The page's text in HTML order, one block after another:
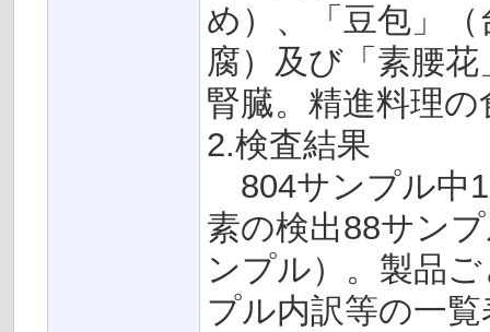
め）、「豆包」
腐）及び「素腰
腎臓。精進料理の
2.検査結果
804サンプル中
素の検出88サン
ンプル）。製品
プル内訳等の一